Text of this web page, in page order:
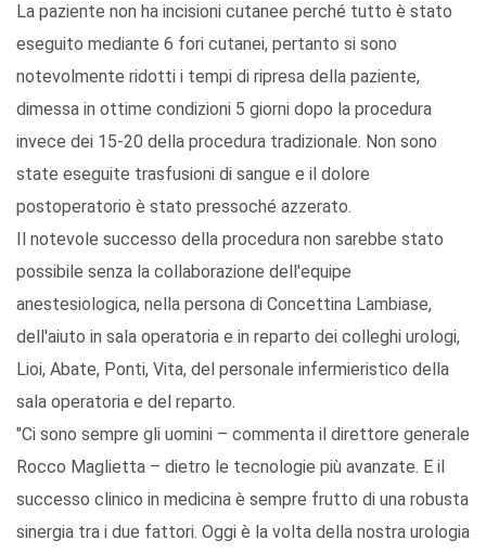
La paziente non ha incisioni cutanee perché tutto è stato
eseguito mediante 6 fori cutanei, pertanto si sono
notevolmente ridotti i tempi di ripresa della paziente,
dimessa in ottime condizioni 5 giorni dopo la procedura
invece dei 15-20 della procedura tradizionale. Non sono
state eseguite trasfusioni di sangue e il dolore
postoperatorio è stato pressoché azzerato.
Il notevole successo della procedura non sarebbe stato
possibile senza la collaborazione dell'equipe
anestesiologica, nella persona di Concettina Lambiase,
dell'aiuto in sala operatoria e in reparto dei colleghi urologi,
Lioi, Abate, Ponti, Vita, del personale infermieristico della
sala operatoria e del reparto.
"Ci sono sempre gli uomini – commenta il direttore generale
Rocco Maglietta – dietro le tecnologie più avanzate. E il
successo clinico in medicina è sempre frutto di una robusta
sinergia tra i due fattori. Oggi è la volta della nostra urologia